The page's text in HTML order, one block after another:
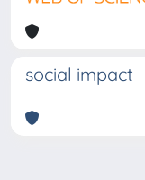
social impact